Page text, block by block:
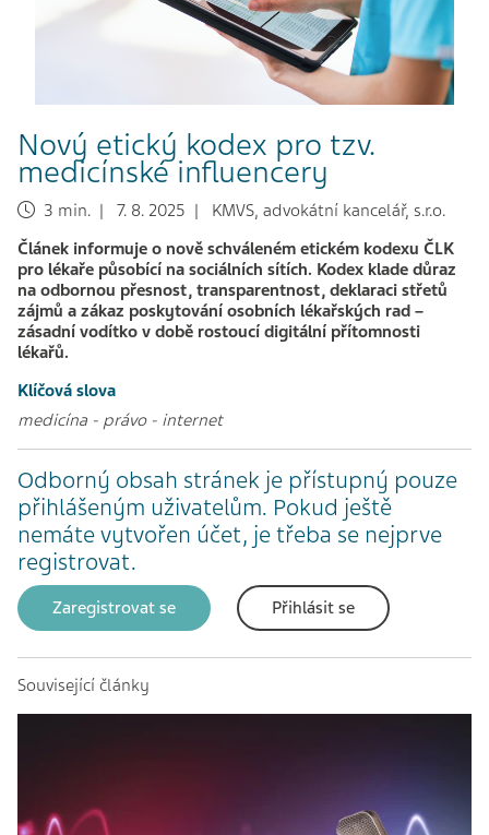
Nový etický kodex pro tzv.
medicínské influencery
3 min. | 7. 8. 2025 | KMVS, advokátní kancelář, s.r.o.
Článek informuje o nově schváleném etickém kodexu ČLK
pro lékaře působící na sociálních sítích. Kodex klade důraz
na odbornou přesnost, transparentnost, deklaraci střetů
zájmů a zákaz poskytování osobních lékařských rad –
zásadní vodítko v době rostoucí digitální přítomnosti
lékařů.
Klíčová slova
medicína - právo- internet
Odborný obsah stránek je přístupný pouze
přihlášeným uživatelům. Pokud ještě
nemáte vytvořen účet, je třeba se nejprve
registrovat.
Zaregistrovat se Přihlásit se
Související články